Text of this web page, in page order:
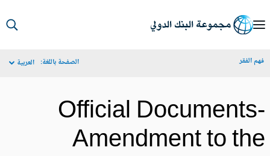
الفقر الصفحة باللغة: العربية
Official
Amendment to